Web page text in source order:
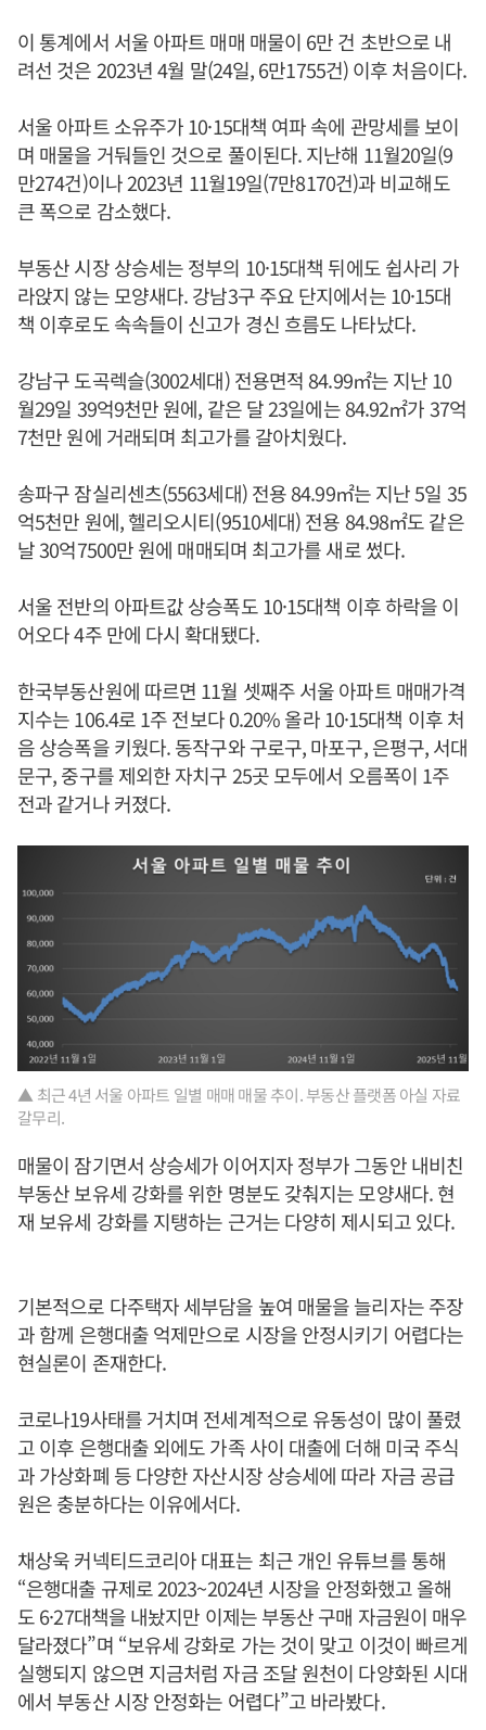
이 통계에서 서울 아파트 매매 매물이 6만 건 초반으로 내
려선 것은 2023년 4월 말(24일, 6만1755건) 이후 처음이다.
서울 아파트 소유주가 10·15대책 여파 속에 관망세를 보이
며 매물을 거둬들인 것으로 풀이된다. 지난해 11월20일(9
만274건)이나 2023년 11월19일(7만8170건)과 비교해도
큰 폭으로 감소했다.
부동산 시장 상승세는 정부의 10·15대책 뒤에도 쉽사리 가
라앉지 않는 모양새다. 강남3구 주요 단지에서는 10·15대
책 이후로도 속속들이 신고가 경신 흐름도 나타났다.
강남구 도곡렉슬(3002세대) 전용면적 84.99㎡는 지난 10
월29일 39억9천만 원에, 같은 달 23일에는 84.92㎡가 37억
7천만 원에 거래되며 최고가를 갈아치웠다.
송파구 잠실리센츠(5563세대) 전용 84.99㎡는 지난 5일 35
억5천만 원에, 헬리오시티(9510세대) 전용 84.98㎡도 같은
날 30억7500만 원에 매매되며 최고가를 새로 썼다.
서울 전반의 아파트값 상승폭도 10·15대책 이후 하락을 이
어오다 4주 만에 다시 확대됐다.
한국부동산원에 따르면 11월 셋째주 서울 아파트 매매가격
지수는 106.4로 1주 전보다 0.20% 올라 10·15대책 이후 처
음 상승폭을 키웠다. 동작구와 구로구, 마포구, 은평구, 서대
문구, 중구를 제외한 자치구 25곳 모두에서 오름폭이 1주
전과 같거나 커졌다.
▲ 최근 4년 서울 아파트 일별 매매 매물 추이. 부동산 플랫폼 아실 자료
갈무리.
매물이 잠기면서 상승세가 이어지자 정부가 그동안 내비친
부동산 보유세 강화를 위한 명분도 갖춰지는 모양새다. 현
재 보유세 강화를 지탱하는 근거는 다양히 제시되고 있다.
기본적으로 다주택자 세부담을 높여 매물을 늘리자는 주장
과 함께 은행대출 억제만으로 시장을 안정시키기 어렵다는
현실론이 존재한다.
코로나19사태를 거치며 전세계적으로 유동성이 많이 풀렸
고 이후 은행대출 외에도 가족 사이 대출에 더해 미국 주식
과 가상화폐 등 다양한 자산시장 상승세에 따라 자금 공급
원은 충분하다는 이유에서다.
채상욱 커넥티드코리아 대표는 최근 개인 유튜브를 통해
“은행대출 규제로 2023~2024년 시장을 안정화했고 올해
도 6·27대책을 내놨지만 이제는 부동산 구매 자금원이 매우
달라졌다”며 “보유세 강화로 가는 것이 맞고 이것이 빠르게
실행되지 않으면 지금처럼 자금 조달 원천이 다양화된 시대
에서 부동산 시장 안정화는 어렵다”고 바라봤다.